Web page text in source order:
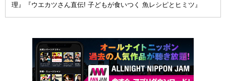
理』『ウエカツさん直伝! 子どもが食いつく 魚レシピとヒミツ』